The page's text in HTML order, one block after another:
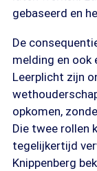
gebaseerd en
De
melding en ook
Leerplicht zijn
opkomen,
Die twee rollen
tegelijkertijd
Knippenberg